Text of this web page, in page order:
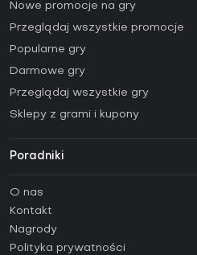
Nowe promocje na gry
Przeglądaj wszystkie promocje
Popularne gry
Darmowe gry
Przeglądaj wszystkie gry
Sklepy z grami i kupony
Poradniki
Poradniki
Jak aktywować klucz Steam (CD
Jak aktywować klucz Epic Games
O nas
Kontakt
Nagrody
Polityka prywatności